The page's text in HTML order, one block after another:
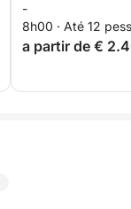
mais com
aperitivos
-
8h00 · Até 12
a partir de €